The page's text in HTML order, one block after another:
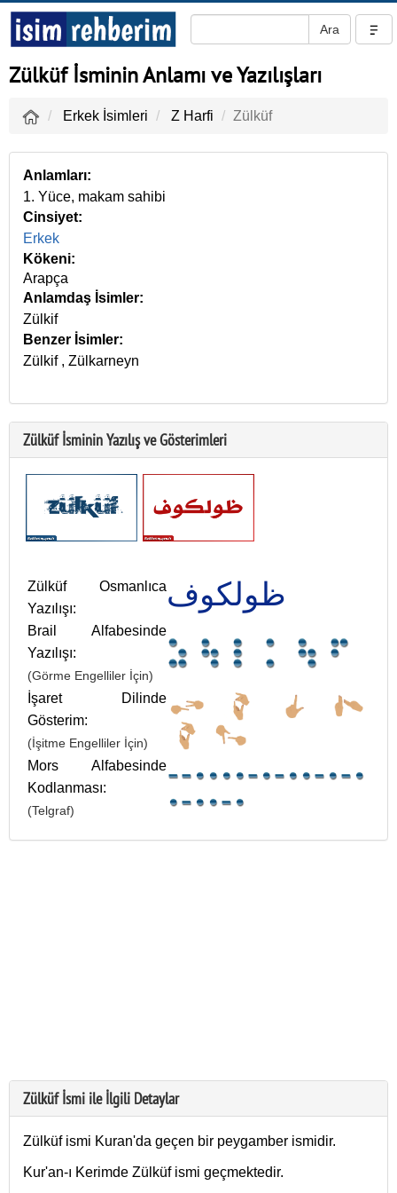
Zülküf İsminin Anlamı ve Yazılışları
Erkek İsimleri Z Harfi Zülküf
Anlamları:
1. Yüce, makam sahibi
Cinsiyet:
Erkek
Kökeni:
Arapça
Anlamdaş İsimler:
Zülkif
Benzer İsimler:
Zülkif , Zülkarneyn
Zülküf İsminin Yazılış ve Gösterimleri
Zülküf Osmanlıca
Yazılışı:
ظولكوف
Brail Alfabesinde
Yazılışı:
(Görme Engelliler İçin)
İşaret Dilinde
Gösterim:
(İşitme Engelliler İçin)
Mors Alfabesinde
Kodlanması:
(Telgraf)
Zülküf İsmi ile İlgili Detaylar
Zülküf ismi Kuran'da geçen bir peygamber ismidir.
Kur'an-ı Kerimde Zülküf ismi geçmektedir.